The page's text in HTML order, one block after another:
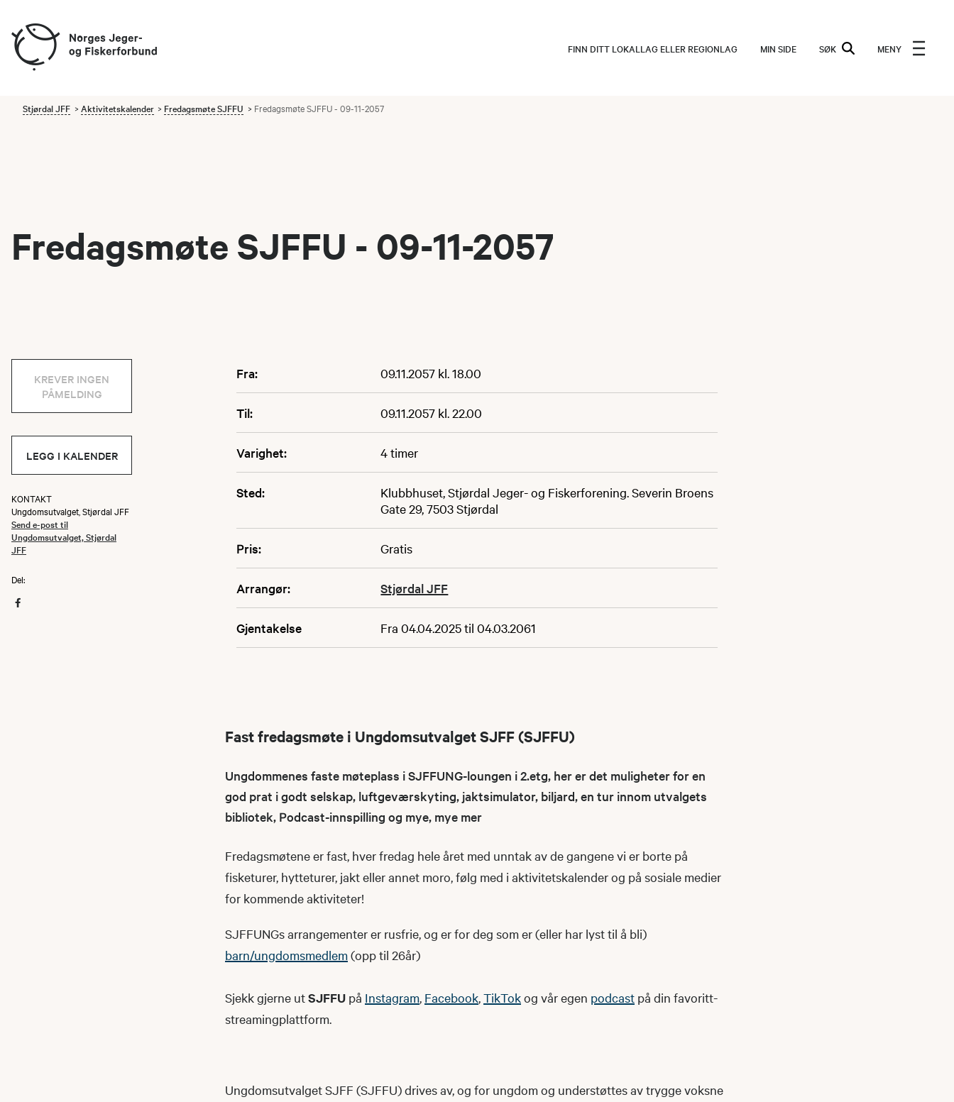
FINN DITT LOKALLAG ELLER REGIONLAG MIN SIDE SØK MENY
Stjørdal JFF Aktivitetskalender Fredagsmøte SJFFU Fredagsmøte SJFFU - 09-11-2057
Fredagsmøte SJFFU - 09-11-2057
Fra: 09.11.2057 kl. 18.00
Til: 09.11.2057 kl. 22.00
Varighet: 4 timer
Sted:
Klubbhuset, Stjørdal Jeger- og Fiskerforening. Severin Broens
Gate 29, 7503 Stjørdal
Pris: Gratis
Arrangør: Stjørdal JFF
Gjentakelse Fra 04.04.2025 til 04.03.2061
KREVER INGEN
PÅMELDING
LEGG I KALENDER
KONTAKT
Ungdomsutvalget, Stjørdal JFF
Send e-post til
Ungdomsutvalget, Stjørdal
JFF
Del:
Fast fredagsmøte i Ungdomsutvalget SJFF (SJFFU)
Ungdommenes faste møteplass i SJFFUNG-loungen i 2.etg, her er det muligheter for en
god prat i godt selskap, luftgeværskyting, jaktsimulator, biljard, en tur innom utvalgets
bibliotek, Podcast-innspilling og mye, mye mer
Fredagsmøtene er fast, hver fredag hele året med unntak av de gangene vi er borte på
fisketurer, hytteturer, jakt eller annet moro, følg med i aktivitetskalender og på sosiale medier
for kommende aktiviteter!
SJFFUNGs arrangementer er rusfrie, og er for deg som er (eller har lyst til å bli)
barn/ungdomsmedlem(opp til 26år)
Sjekk gjerne utSJFFU på Instagram, Facebook,TikTokog vår egen podcast på din favoritt-
streamingplattform.
Ungdomsutvalget SJFF (SJFFU) drives av, og for ungdom og understøttes av trygge voksne